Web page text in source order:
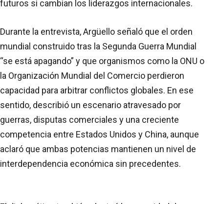
futuros si cambian los liderazgos internacionales.
Durante la entrevista, Argüello señaló que el orden
mundial construido tras la Segunda Guerra Mundial
“se está apagando” y que organismos como la ONU o
la Organización Mundial del Comercio perdieron
capacidad para arbitrar conflictos globales. En ese
sentido, describió un escenario atravesado por
guerras, disputas comerciales y una creciente
competencia entre Estados Unidos y China, aunque
aclaró que ambas potencias mantienen un nivel de
interdependencia económica sin precedentes.